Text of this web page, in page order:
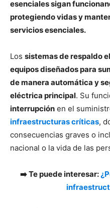
esenciales sigan
protegiendo vidas y
servicios esenciales.
Los sistemas de respaldo
equipos diseñados para
de manera automática y
eléctrica principal. Su
interrupción en el
infraestructuras críticas,
consecuencias graves o
nacional o la vida de las
➡️ Te puede interesar: